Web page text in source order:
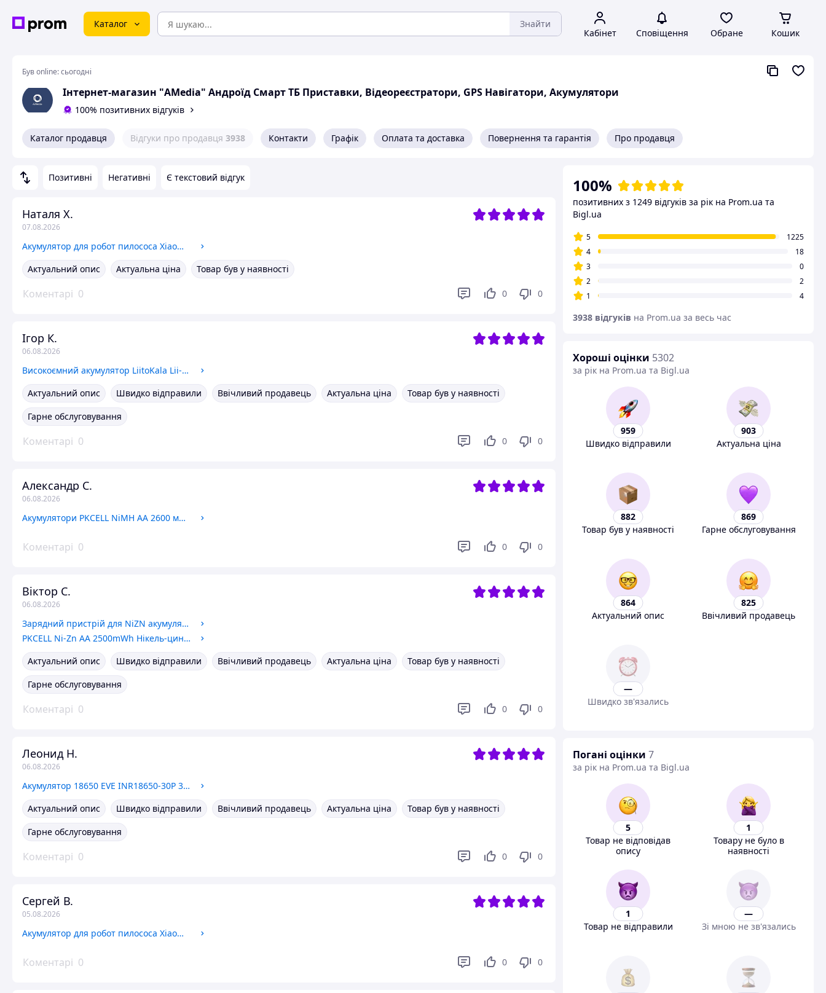
Каталог Знайти
Кабінет Сповіщення Обране Кошик
Був online:сьогодні
Інтернет-магазин "AMedia" Андроїд Смарт ТБ Приставки, Відеореєстратори, GPS Навігатори, Акумулятори
100% позитивних відгуків
Каталог продавця Відгуки про продавця 3938 Контакти Графік Оплата та доставка Повернення та гарантія Про продавця
Позитивні Негативні Є текстовий відгук
Наталя Х.
07.08.2026
Акумулятор для робот пилососа Xiaomi Roborock S50 S51 S55 S5 S6 S7 S8 Q7 Q8 E5 6400 mAh Li-ion 14,4В ROKKEVOLT змінний акумулятор
Актуальний опис
Актуальна ціна Товар був у наявності
Коментарі 0 0 0
Ігор К.
06.08.2026
Високоємний акумулятор LiitoKala Lii-35A 3500mAh 10A Li-Ion Panasonic lii 35A 18650 для повербанка ліхтаря іграшок
Актуальний опис
Швидко відправили Ввічливий продавець Актуальна ціна
Товар був у наявності
Гарне обслуговування
Коментарі 0 0 0
Александр С.
06.08.2026
Акумулятори PKCELL NiMH AA 2600 мАг 1.2В нікель-металогідрид АА 2 шт в упаковці блістер Ni MH
Коментарі 0 0 0
Віктор С.
06.08.2026
Зарядний пристрій для NiZN акумуляторів чотирьох канальний ААА/АА PKCELL 8186 Ni-Zn
PKCELL Ni-Zn AA 2500mWh Нікель-цинковий акумулятор АА
Актуальний опис
Швидко відправили Ввічливий продавець Актуальна ціна
Товар був у наявності
Гарне обслуговування
Коментарі 0 0 0
Леонид Н.
06.08.2026
Акумулятор 18650 EVE INR18650-30P 3000mAh 30A Li-ion високотоковий оригінал для шурупокрута дрелі пилки
Актуальний опис
Швидко відправили Ввічливий продавець Актуальна ціна
Товар був у наявності
Гарне обслуговування
Коментарі 0 0 0
Сергей В.
05.08.2026
Акумулятор для робот пилососа Xiaomi Roborock S50 S51 S55 S5 S6 S7 S8 Q7 Q8 E5 6400 mAh Li-ion 14,4В ROKKEVOLT змінний акумулятор
Коментарі 0 0 0
100%
позитивних з 1249 відгуків за рік на Prom.ua та
Bigl.ua
5
1225
4
18
3
0
2
2
1
4
3938 відгуків на Prom.ua за весь час
Хороші оцінки 5302
за рік на Prom.ua та Bigl.ua
959
Швидко відправили
903
Актуальна ціна
882
Товар був у наявності
869
Гарне обслуговування
864
Актуальний опис
825
Ввічливий продавець
—
Швидко зв'язались
Погані оцінки 7
за рік на Prom.ua та Bigl.ua
5
Товар не відповідав
опису
1
Товару не було в
наявності
1
Товар не відправили
—
Зі мною не зв'язались